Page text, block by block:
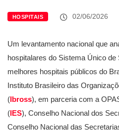
HOSPITAIS 02/06/2026
Um levantamento nacional que
hospitalares do Sistema Único
melhores hospitais públicos do
Instituto Brasileiro das
(Ibross), em parceria com a
(IES), Conselho Nacional dos
Conselho Nacional das